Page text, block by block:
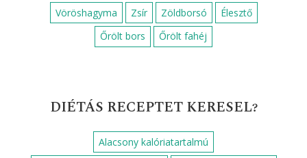
Vöröshagyma Zsír Zöldborsó
Élesztő
Őrölt bors
Őrölt fahéj
DIÉTÁS RECEPTET KERESEL?
Alacsony kalóriatartalmú